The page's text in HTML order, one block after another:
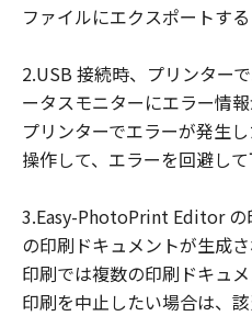
ユーザーは、日本国
府より必要な許可
ソフトウェアの全部
たは間接に輸出し
ファイルにエクスポートす
2.USB 接続時、プリンター
ータスモニターにエラー情報
プリンターでエラーが発生
操作して、エラーを回避して
3.Easy-PhotoPrint Editor の
の印刷ドキュメントが生成
印刷では複数の印刷ドキュメ
印刷を中止したい場合は、